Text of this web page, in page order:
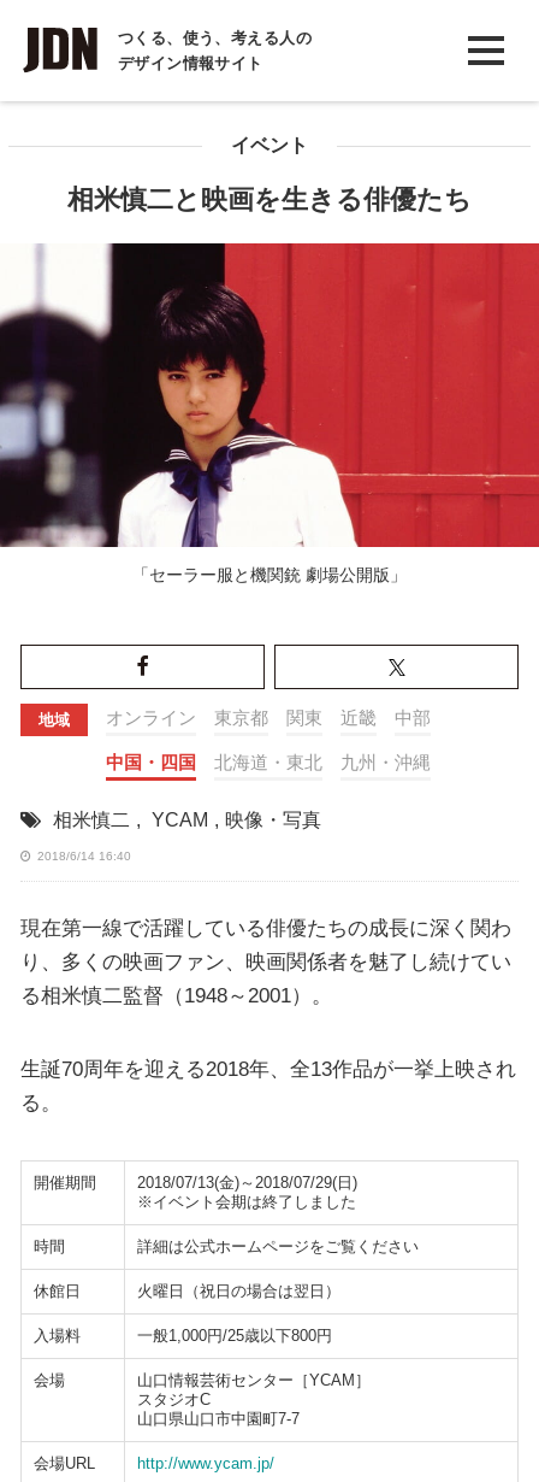
つくる、使う、考える人の
デザイン情報サイト
INTERVIEW
インタビュー
イベント
相米慎二と映画を生きる俳優たち
「セーラー服と機関銃 劇場公開版」
地域 オンライン 東京都 関東 近畿 中部
中国・四国 北海道・東北 九州・沖縄
相米慎二 , YCAM , 映像・写真
2018/6/14 16:40
現在第一線で活躍している俳優たちの成長に深く関わ
り、多くの映画ファン、映画関係者を魅了し続けてい
る相米慎二監督（1948～2001）。
生誕70周年を迎える2018年、全13作品が一挙上映され
る。
開催期間
2018/07/13(金)～2018/07/29(日)
※イベント会期は終了しました
時間 詳細は公式ホームページをご覧ください
休館日 火曜日（祝日の場合は翌日）
入場料 一般1,000円/25歳以下800円
会場
山口情報芸術センター［YCAM］
スタジオC
山口県山口市中園町7-7
会場URL http://www.ycam.jp/